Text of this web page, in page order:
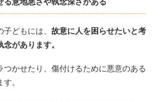
どもには、 故意に人を困らせたいと考
があります。
つかせたり、傷付けるために悪意のある
。